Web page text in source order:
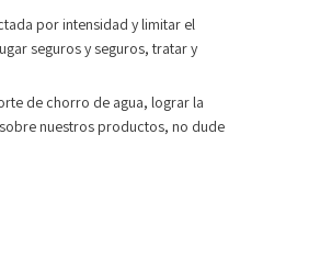
por intensidad y limitar el
seguros y seguros, tratar y
de chorro de agua, lograr la
nuestros productos, no dude